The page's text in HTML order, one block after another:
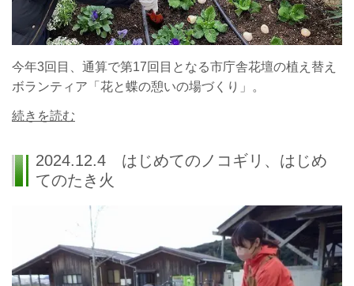
今年3回目、通算で第17回目となる市庁舎花壇の植え替え
ボランティア「花と蝶の憩いの場づくり」
。
続きを読む
2024.12.4 はじめてのノコギリ、はじめ
てのたき火